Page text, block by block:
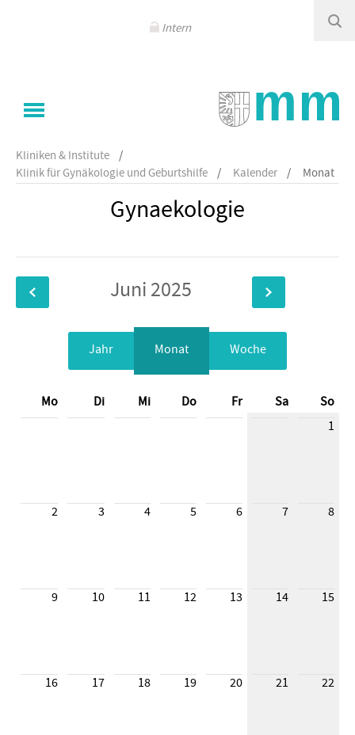
Intern
Kliniken & Institute /
Klinik für Gynäkologie und Geburtshilfe / Kalender / Monat
Gynaekologie
Juni 2025
Jahr Monat Woche
Mo Di Mi Do Fr Sa
So
1
2 3 4 5 6 7 8
9 10 11 12 13 14 15
16 17 18 19 20 21 22